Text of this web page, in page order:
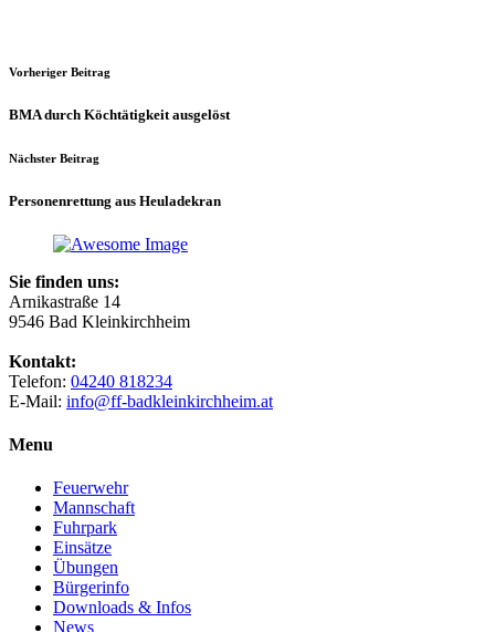
Vorheriger Beitrag
BMA durch Köchtätigkeit ausgelöst
Nächster Beitrag
Personenrettung aus Heuladekran
Sie finden uns:
Arnikastraße 14
9546 Bad Kleinkirchheim
Kontakt:
Telefon: 04240 818234
E-Mail: info@ff-badkleinkirchheim.at
Menu
Feuerwehr
Mannschaft
Fuhrpark
Einsätze
Übungen
Bürgerinfo
Downloads & Infos
News